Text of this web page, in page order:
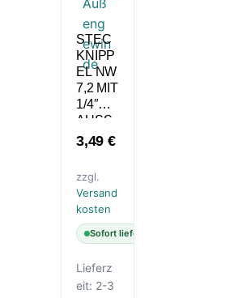
STEC
KNIPP
EL NW
7,2 MIT
1/4″
AUSSE
NGEW
INDE
3,49€
zzgl.
Versand
kosten
Sofort lieferbar
Lieferz
eit: 2-3